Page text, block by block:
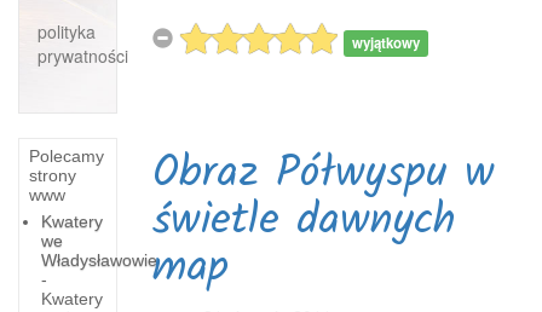
polityka
prywatności
Polecamy
strony
www
Kwatery
we
Władysławowie
-
Kwatery
wyjątkowy
Obraz Półwyspu w
świetle dawnych
map